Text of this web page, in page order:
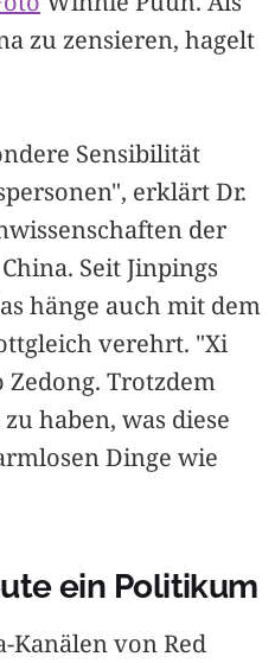
zu zensieren, hagelt
Sensibilität
erklärt Dr.
der
Seit Jinpings
hänge auch mit dem
verehrt. "Xi
Trotzdem
haben, was diese
Dinge wie
ein Politikum
Kanälen von Red